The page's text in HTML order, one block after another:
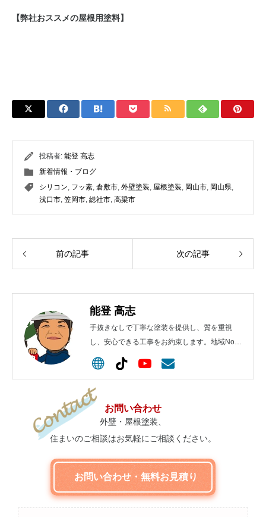
【弊社おススメの屋根用塗料】
投稿者: 能登 高志
新着情報・ブログ
シリコン, フッ素, 倉敷市, 外壁塗装, 屋根塗装, 岡山市, 岡山県,
浅口市, 笠岡市, 総社市, 高梁市
前の記事 次の記事
能登 高志
手抜きなしで丁寧な塗装を提供し、質を重視
し、安心できる工事をお約束します。地域No.1
を目指します！
お問い合わせ
外壁・屋根塗装、
住まいのご相談はお気軽にご相談ください。
お問い合わせ・無料お見積り